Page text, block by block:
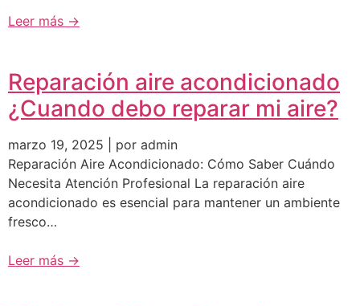
Leer más →
Reparación aire acondicionado
¿Cuando debo reparar mi aire?
marzo 19, 2025 | por admin
Reparación Aire Acondicionado: Cómo Saber Cuándo
Necesita Atención Profesional La reparación aire
acondicionado es esencial para mantener un ambiente
fresco…
Leer más →